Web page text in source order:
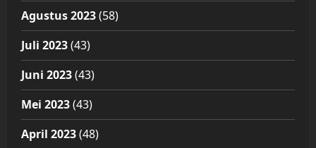
Agustus 2023(58)
Juli 2023(43)
Juni 2023(43)
Mei 2023(43)
April 2023(48)